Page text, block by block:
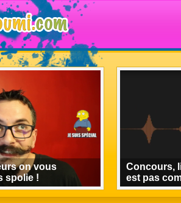
on vous
spolie !
Concours,
est pas